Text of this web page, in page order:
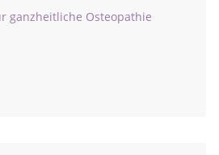
ganzheitliche Osteopathie